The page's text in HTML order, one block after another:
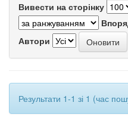
Вивести на сторінку
Автори
Результати 1-1 зі 1 (час